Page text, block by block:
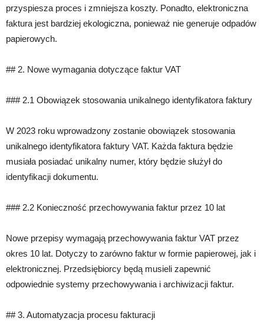
przyspiesza proces i zmniejsza koszty. Ponadto, elektroniczna
faktura jest bardziej ekologiczna, ponieważ nie generuje odpadów
papierowych.
## 2. Nowe wymagania dotyczące faktur VAT
### 2.1 Obowiązek stosowania unikalnego identyfikatora faktury
W 2023 roku wprowadzony zostanie obowiązek stosowania
unikalnego identyfikatora faktury VAT. Każda faktura będzie
musiała posiadać unikalny numer, który będzie służył do
identyfikacji dokumentu.
### 2.2 Konieczność przechowywania faktur przez 10 lat
Nowe przepisy wymagają przechowywania faktur VAT przez
okres 10 lat. Dotyczy to zarówno faktur w formie papierowej, jak i
elektronicznej. Przedsiębiorcy będą musieli zapewnić
odpowiednie systemy przechowywania i archiwizacji faktur.
## 3. Automatyzacja procesu fakturacji